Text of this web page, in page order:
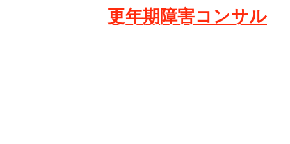
更年期障害コンサル